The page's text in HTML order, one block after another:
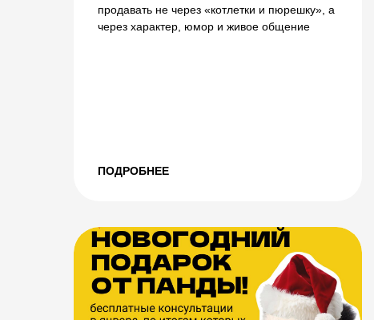
продавать не через «котлетки и пюрешку», а
через характер, юмор и живое общение
ПОДРОБНЕЕ